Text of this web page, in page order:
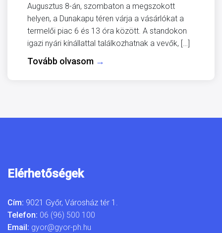
Augusztus 8-án, szombaton a megszokott
helyen, a Dunakapu téren várja a vásárlókat a
termelői piac 6 és 13 óra között. A standokon
igazi nyári kínállattal találkozhatnak a vevők, […]
Tovább olvasom →
Elérhetőségek
Cím: 9021 Győr, Városház tér 1.
Telefon: 06 (96) 500 100
Email: gyor@gyor-ph.hu